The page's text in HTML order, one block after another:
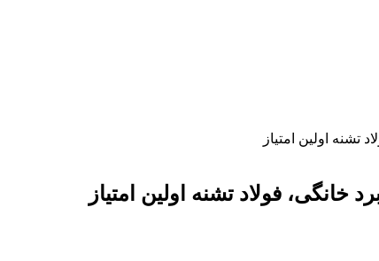
تشنه اولین امتیاز
فولاد تشنه اولین امتیاز